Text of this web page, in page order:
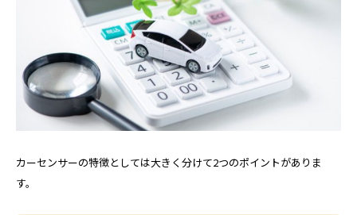
カーセンサーの特徴としては大きく分けて2つのポイントがありま
す。